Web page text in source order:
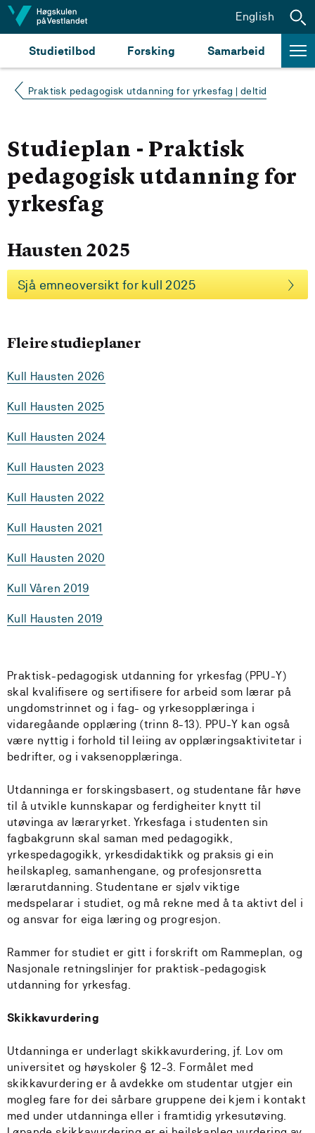
Hopp til innhald
Studietilbod Forsking Samarbeid
English
Praktisk pedagogisk utdanning for yrkesfag | deltid
Studieplan - Praktisk
pedagogisk utdanning for
yrkesfag
Hausten 2025
Sjå emneoversikt for kull 2025
Fleire studieplaner
Kull Hausten 2026
Kull Hausten 2025
Kull Hausten 2024
Kull Hausten 2023
Kull Hausten 2022
Kull Hausten 2021
Kull Hausten 2020
Kull Våren 2019
Kull Hausten 2019
Praktisk-pedagogisk utdanning for yrkesfag (PPU-Y)
skal kvalifisere og sertifisere for arbeid som lærar på
ungdomstrinnet og i fag- og yrkesopplæringa i
vidaregåande opplæring (trinn 8-13). PPU-Y kan også
være nyttig i forhold til leiing av opplæringsaktivitetar i
bedrifter, og i vaksenopplæringa.
Utdanninga er forskingsbasert, og studentane får høve
til å utvikle kunnskapar og ferdigheiter knytt til
utøvinga av læraryrket. Yrkesfaga i studenten sin
fagbakgrunn skal saman med pedagogikk,
yrkespedagogikk, yrkesdidaktikk og praksis gi ein
heilskapleg, samanhengane, og profesjonsretta
lærarutdanning. Studentane er sjølv viktige
medspelarar i studiet, og må rekne med å ta aktivt del i
og ansvar for eiga læring og progresjon.
Rammer for studiet er gitt i forskrift om Rammeplan, og
Nasjonale retningslinjer for praktisk-pedagogisk
utdanning for yrkesfag.
Skikkavurdering
Utdanninga er underlagt skikkavurdering, jf. Lov om
universitet og høyskoler § 12-3. Formålet med
skikkavurdering er å avdekke om studentar utgjer ein
mogleg fare for dei sårbare gruppene dei kjem i kontakt
med under utdanninga eller i framtidig yrkesutøving.